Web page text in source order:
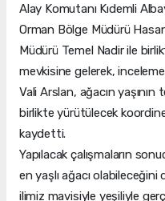
Alay Komutanı Kıdemli
Orman Bölge Müdürü
Müdürü Temel Nadir ile
mevkisine gelerek,
Vali Arslan, ağacın
birlikte yürütülecek
kaydetti.
Yapılacak çalışmaların
en yaşlı ağacı
ilimiz mavisiyle yeşiliyle